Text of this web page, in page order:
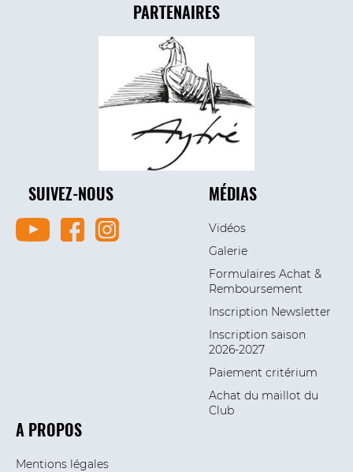
PARTENAIRES
SUIVEZ-NOUS MÉDIAS
Vidéos
Galerie
Formulaires Achat &
Remboursement
Inscription Newsletter
Inscription saison
2026-2027
Paiement critérium
Achat du maillot du
Club
A PROPOS
Mentions légales